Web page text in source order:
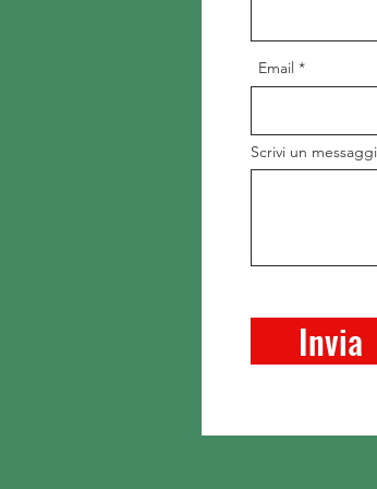
Email
Scrivi un
Invia